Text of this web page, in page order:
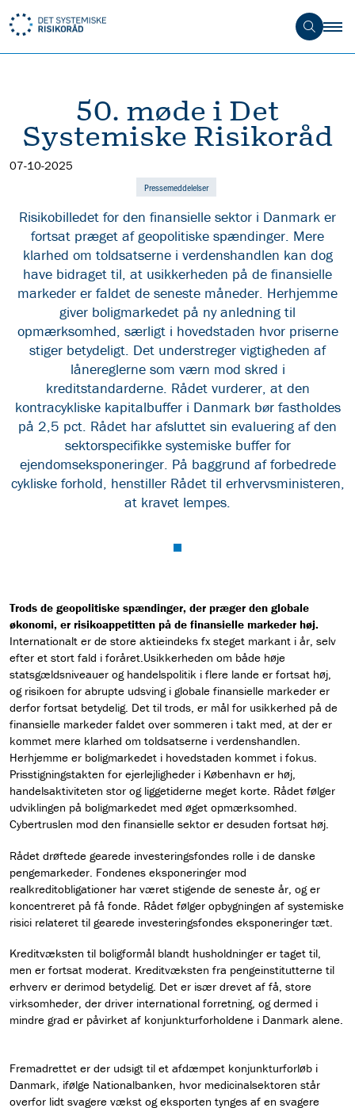
50. møde i Det
Systemiske Risikoråd
07-10-2025
Pressemeddelelser
Risikobilledet for den finansielle sektor i Danmark er
fortsat præget af geopolitiske spændinger. Mere
klarhed om toldsatserne i verdenshandlen kan dog
have bidraget til, at usikkerheden på de finansielle
markeder er faldet de seneste måneder. Herhjemme
giver boligmarkedet på ny anledning til
opmærksomhed, særligt i hovedstaden hvor priserne
stiger betydeligt. Det understreger vigtigheden af
lånereglerne som værn mod skred i
kreditstandarderne. Rådet vurderer, at den
kontracykliske kapitalbuffer i Danmark bør fastholdes
på 2,5 pct. Rådet har afsluttet sin evaluering af den
sektorspecifikke systemiske buffer for
ejendomseksponeringer. På baggrund af forbedrede
cykliske forhold, henstiller Rådet til erhvervsministeren,
at kravet lempes.
Trods de geopolitiske spændinger, der præger den globale
økonomi, er risikoappetitten på de finansielle markeder høj.
Internationalt er de store aktieindeks fx steget markant i år, selv
efter et stort fald i foråret.Usikkerheden om både høje
statsgældsniveauer og handelspolitik i flere lande er fortsat høj,
og risikoen for abrupte udsving i globale finansielle markeder er
derfor fortsat betydelig. Det til trods, er mål for usikkerhed på de
finansielle markeder faldet over sommeren i takt med, at der er
kommet mere klarhed om toldsatserne i verdenshandlen.
Herhjemme er boligmarkedet i hovedstaden kommet i fokus.
Prisstigningstakten for ejerlejligheder i København er høj,
handelsaktiviteten stor og liggetiderne meget korte. Rådet følger
udviklingen på boligmarkedet med øget opmærksomhed.
Cybertruslen mod den finansielle sektor er desuden fortsat høj.
Rådet drøftede gearede investeringsfondes rolle i de danske
pengemarkeder. Fondenes eksponeringer mod
realkreditobligationer har været stigende de seneste år, og er
koncentreret på få fonde. Rådet følger opbygningen af systemiske
risici relateret til gearede investeringsfondes eksponeringer tæt.
Kreditvæksten til boligformål blandt husholdninger er taget til,
men er fortsat moderat. Kreditvæksten fra pengeinstitutterne til
erhverv er derimod betydelig. Det er især drevet af få, store
virksomheder, der driver international forretning, og dermed i
mindre grad er påvirket af konjunkturforholdene i Danmark alene.
Fremadrettet er der udsigt til et afdæmpet konjunkturforløb i
Danmark, ifølge Nationalbanken, hvor medicinalsektoren står
overfor lidt svagere vækst og eksporten tynges af en svagere